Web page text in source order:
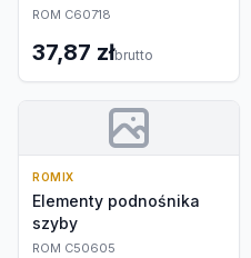
ROM C60718
37,87 złbrutto
ROMIX
Elementy podnośnika
szyby
ROM C50605